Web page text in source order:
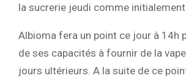
la sucrerie jeudi comme initialement
Albioma fera un point ce jour à 14h
de ses capacités à fournir de la
jours ultérieurs. A la suite de ce